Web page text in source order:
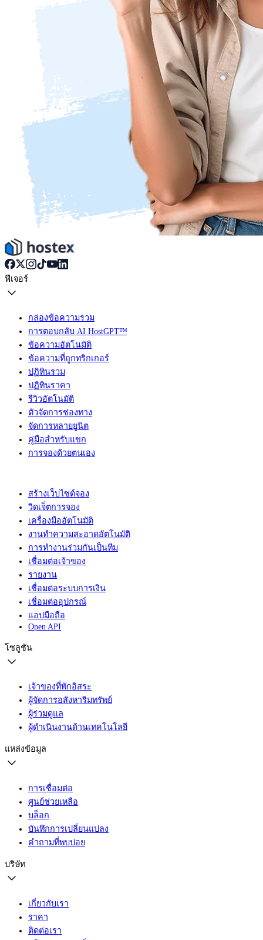
ฟีเจอร์
กล่องข้อความรวม
การตอบกลับ AI HostGPT™
ข้อความอัตโนมัติ
ข้อความที่ถูกทริกเกอร์
ปฏิทินรวม
ปฏิทินราคา
รีวิวอัตโนมัติ
ตัวจัดการช่องทาง
จัดการหลายยูนิต
คู่มือสำหรับแขก
การจองด้วยตนเอง
สร้างเว็บไซต์จอง
วิดเจ็ตการจอง
เครื่องมืออัตโนมัติ
งานทำความสะอาดอัตโนมัติ
การทำงานร่วมกันเป็นทีม
เชื่อมต่อเจ้าของ
รายงาน
เชื่อมต่อระบบการเงิน
เชื่อมต่ออุปกรณ์
แอปมือถือ
Open API
โซลูชัน
เจ้าของที่พักอิสระ
ผู้จัดการอสังหาริมทรัพย์
ผู้ร่วมดูแล
ผู้ดำเนินงานด้านเทคโนโลยี
แหล่งข้อมูล
การเชื่อมต่อ
ศูนย์ช่วยเหลือ
บล็อก
บันทึกการเปลี่ยนแปลง
คำถามที่พบบ่อย
บริษัท
เกี่ยวกับเรา
ราคา
ติดต่อเรา